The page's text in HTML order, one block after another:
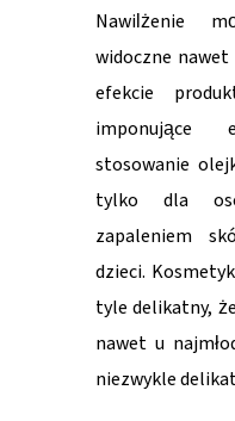
Nawilżenie
widoczne
efekcie
imponujące
stosowanie
tylko dla
zapaleniem
dzieci.
tyle delikatny,
nawet u
niezwykle